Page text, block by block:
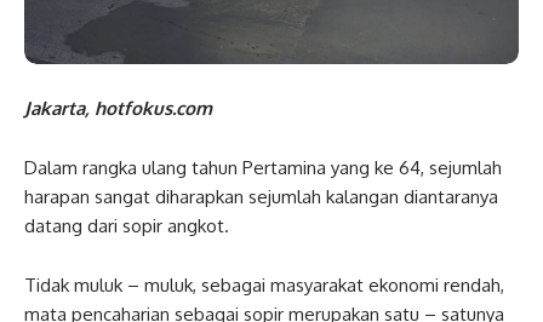
Jakarta, hotfokus.com
Dalam rangka ulang tahun Pertamina yang ke 64, sejumlah
harapan sangat diharapkan sejumlah kalangan diantaranya
datang dari sopir angkot.
Tidak muluk – muluk, sebagai masyarakat ekonomi rendah,
mata pencaharian sebagai sopir merupakan satu – satunya